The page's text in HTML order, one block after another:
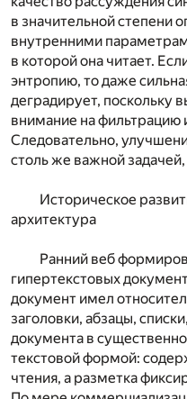
в значительной степени
внутренними
в которой она читает.
энтропию, то даже
деградирует, поскольку
внимание на фильтрацию
Следовательно,
столь же важной
Историческое
архитектура
Ранний веб
гипертекстовых
документ имел
заголовки, абзацы,
документа в
текстовой формой:
чтения, а разметка